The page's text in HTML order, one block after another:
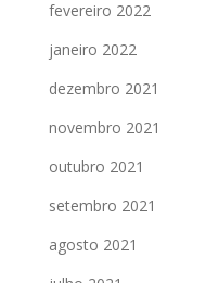
fevereiro 2022
janeiro 2022
dezembro 2021
novembro 2021
outubro 2021
setembro 2021
agosto 2021